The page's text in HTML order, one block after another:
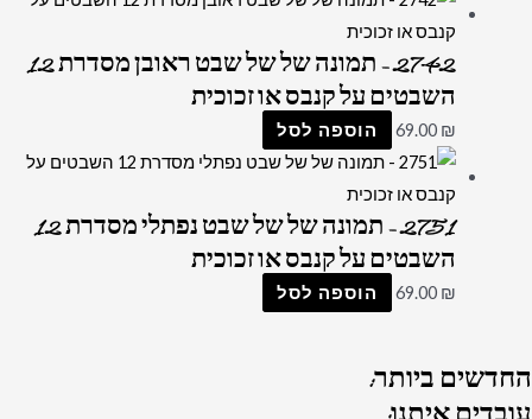
2742 – תמונה של של שבט ראובן מסדרת 12
השבטים על קנבס או זכוכית
69.00 ₪ הוספה לסל
2751 – תמונה של של שבט נפתלי מסדרת 12
השבטים על קנבס או זכוכית
69.00 ₪ הוספה לסל
החדשיםביותר: